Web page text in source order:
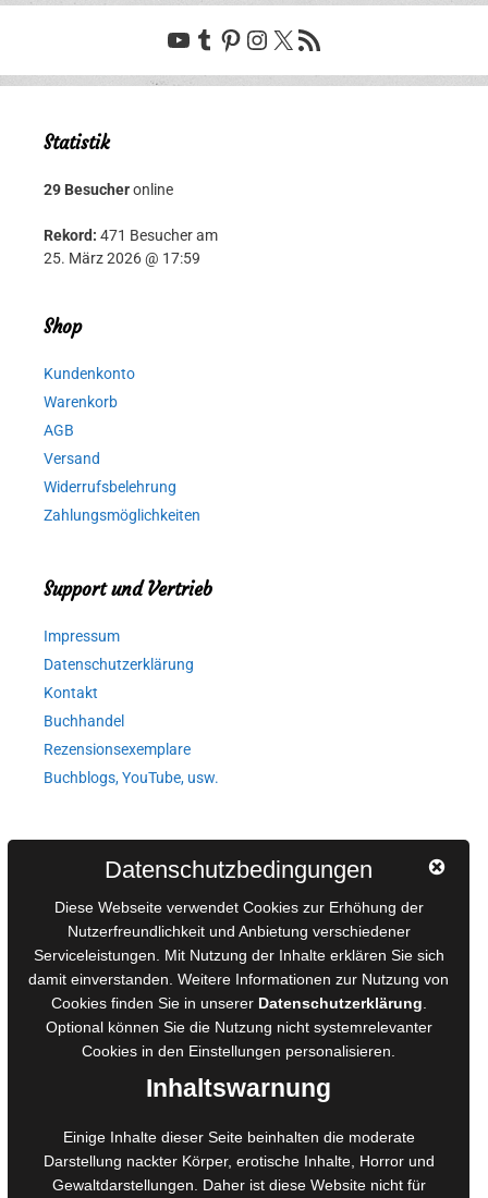
YouTube
Tumblr
Pinterest
Instagram
X RSS-Feed
Statistik
29 Besucheronline
Rekord: 471 Besucher am
25. März 2026 @ 17:59
Shop
Kundenkonto
Warenkorb
AGB
Versand
Widerrufsbelehrung
Zahlungsmöglichkeiten
Support und Vertrieb
Impressum
Datenschutzerklärung
Kontakt
Buchhandel
Rezensionsexemplare
Buchblogs, YouTube, usw.
AGB für Medienprojekte
Online-Artikel
Manuskripte einreichen
Ausschreibungen
Belegexemplare
Eigenbedarfsexemplare
Foto- und Bildbearbeitung
Fotorestauration
Datenschutzbedingungen
Diese Webseite verwendet Cookies zur Erhöhung der
Nutzerfreundlichkeit und Anbietung verschiedener
Serviceleistungen. Mit Nutzung der Inhalte erklären Sie sich
damit einverstanden. Weitere Informationen zur Nutzung von
Cookies finden Sie in unserer Datenschutzerklärung
Optional können Sie die Nutzung nicht systemrelevanter
Cookies in den Einstellungen personalisieren.
Inhaltswarnung
Einige Inhalte dieser Seite beinhalten die moderate
Darstellung nackter Körper, erotische Inhalte, Horror und
Gewaltdarstellungen. Daher ist diese Website nicht für